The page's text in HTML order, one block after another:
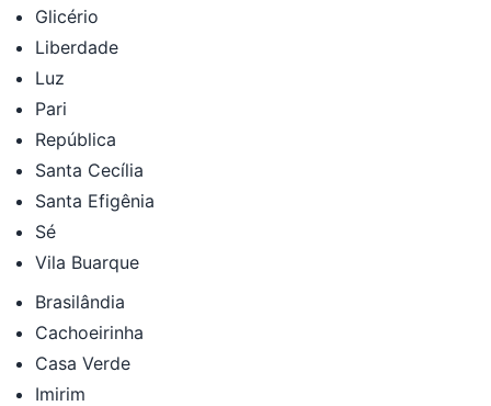
Glicério
Liberdade
Luz
Pari
República
Santa Cecília
Santa Efigênia
Sé
Vila Buarque
Brasilândia
Cachoeirinha
Casa Verde
Imirim